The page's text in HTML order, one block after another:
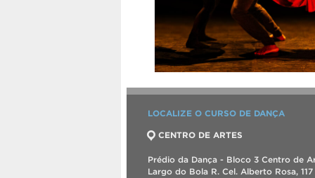
LOCALIZE O CURSO DE DANÇA
CENTRO DE ARTES
Prédio da Dança - Bloco 3 Centro de
Largo do Bola R. Cel. Alberto Rosa, 117